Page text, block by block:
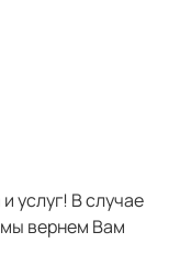
услуг! В случае
мы вернем Вам